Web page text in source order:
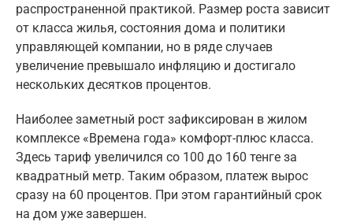
распространенной практикой. Размер роста зависит
от класса жилья, состояния дома и политики
управляющей компании, но в ряде случаев
увеличение превышало инфляцию и достигало
нескольких десятков процентов.
Наиболее заметный рост зафиксирован в жилом
комплексе «Времена года» комфорт-плюс класса.
Здесь тариф увеличился со 100 до 160 тенге за
квадратный метр. Таким образом, платеж вырос
сразу на 60 процентов. При этом гарантийный срок
на дом уже завершен.